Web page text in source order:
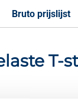
Bruto prijslijst
T-